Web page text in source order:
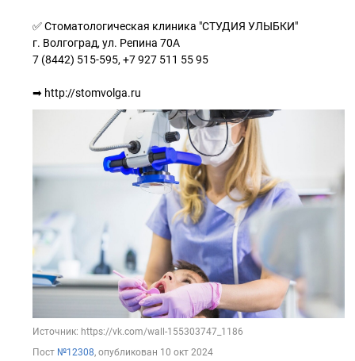
✅ Стоматологическая клиника "СТУДИЯ УЛЫБКИ"
г. Волгоград, ул. Репина 70А
7 (8442) 515-595, +7 927 511 55 95
➡ http://stomvolga.ru
Источник: https://vk.com/wall-155303747_1186
Пост №12308, опубликован 10 окт 2024